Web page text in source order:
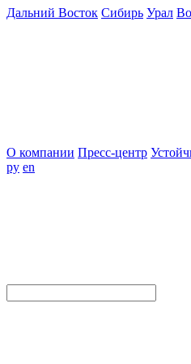
Дальний Восток Сибирь Урал
О компании Пресс-центр
ру en